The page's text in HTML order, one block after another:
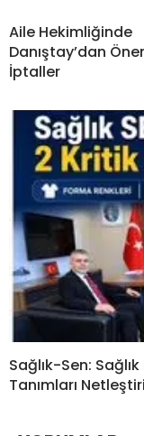
Aile Hekimliğinde
Danıştay’dan
İptaller
Sağlık-Sen:
Tanımları